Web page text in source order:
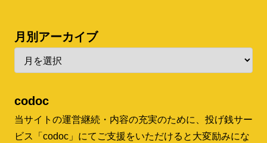
月別アーカイブ
codoc
当サイトの運営継続・内容の充実のために、投げ銭サー
ビス「codoc」にてご支援をいただけると大変励みにな